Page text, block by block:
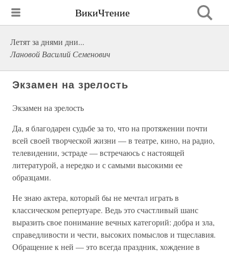
ВикиЧтение
Летят за днями дни...
Лановой Василий Семенович
Экзамен на зрелость
Экзамен на зрелость
Да, я благодарен судьбе за то, что на протяжении почти
всей своей творческой жизни — в театре, кино, на радио,
телевидении, эстраде — встречаюсь с настоящей
литературой, а нередко и с самыми высокими ее
образцами.
Не знаю актера, который бы не мечтал играть в
классическом репертуаре. Ведь это счастливый шанс
выразить свое понимание вечных категорий: добра и зла,
справедливости и чести, высоких помыслов и тщеславия.
Обращение к ней — это всегда праздник, хождение в